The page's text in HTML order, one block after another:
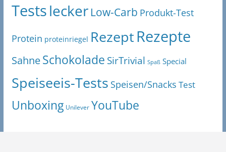
Testslecker Low-Carb Produkt-Test
Protein proteinriegel RezeptRezepte
SahneSchokolade SirTrivial Spaß Special
Speiseeis-Tests Speisen/Snacks Test
Unboxing Unilever YouTube